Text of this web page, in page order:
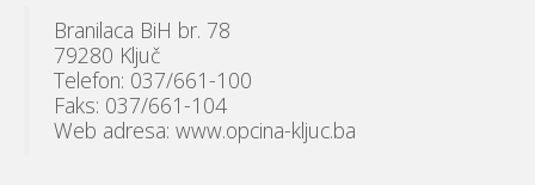
Branilaca BiH br. 78
79280 Ključ
Telefon: 037/661-100
Faks: 037/661-104
Web adresa: www.opcina-kljuc.ba